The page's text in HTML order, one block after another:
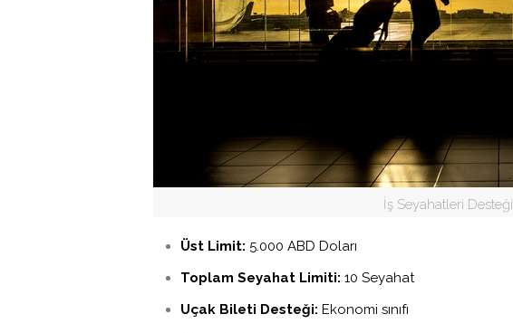
İş Seyahatleri Desteği
Üst Limit: 5.000 ABD Doları
Toplam Seyahat Limiti: 10 Seyahat
Uçak Bileti Desteği: Ekonomi sınıfı